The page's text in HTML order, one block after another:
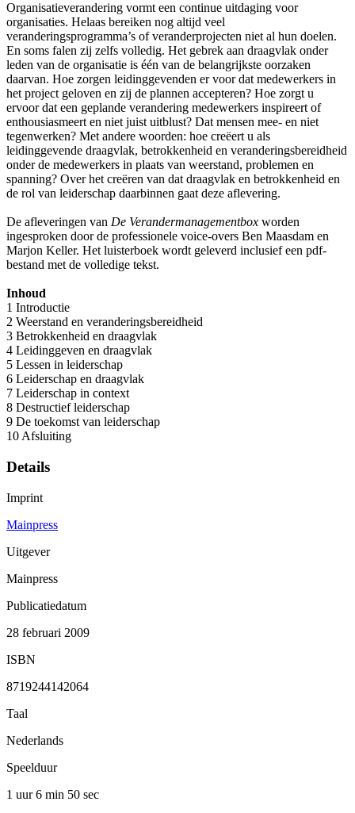
Organisatieverandering vormt een continue uitdaging voor
organisaties. Helaas bereiken nog altijd veel
veranderingsprogramma’s of veranderprojecten niet al hun doelen.
En soms falen zij zelfs volledig. Het gebrek aan draagvlak onder
leden van de organisatie is één van de belangrijkste oorzaken
daarvan. Hoe zorgen leidinggevenden er voor dat medewerkers in
het project geloven en zij de plannen accepteren? Hoe zorgt u
ervoor dat een geplande verandering medewerkers inspireert of
enthousiasmeert en niet juist uitblust? Dat mensen mee- en niet
tegenwerken? Met andere woorden: hoe creëert u als
leidinggevende draagvlak, betrokkenheid en veranderingsbereidheid
onder de medewerkers in plaats van weerstand, problemen en
spanning? Over het creëren van dat draagvlak en betrokkenheid en
de rol van leiderschap daarbinnen gaat deze aflevering.
De afleveringen van De Verandermanagementbox worden
ingesproken door de professionele voice-overs Ben Maasdam en
Marjon Keller. Het luisterboek wordt geleverd inclusief een pdf-
bestand met de volledige tekst.
Inhoud
1 Introductie
2 Weerstand en veranderingsbereidheid
3 Betrokkenheid en draagvlak
4 Leidinggeven en draagvlak
5 Lessen in leiderschap
6 Leiderschap en draagvlak
7 Leiderschap in context
8 Destructief leiderschap
9 De toekomst van leiderschap
10 Afsluiting
Details
Imprint
Mainpress
Uitgever
Mainpress
Publicatiedatum
28 februari 2009
ISBN
8719244142064
Taal
Nederlands
Speelduur
1 uur 6 min 50 sec